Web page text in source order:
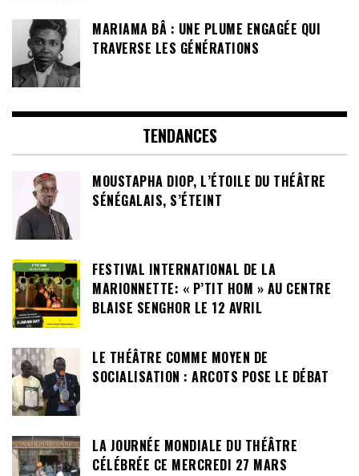
MARIAMA BÂ : UNE PLUME ENGAGÉE QUI
TRAVERSE LES GÉNÉRATIONS
TENDANCES
MOUSTAPHA DIOP, L’ÉTOILE DU THÉÂTRE
SÉNÉGALAIS, S’ÉTEINT
FESTIVAL INTERNATIONAL DE LA
MARIONNETTE: « P’TIT HOM » AU CENTRE
BLAISE SENGHOR LE 12 AVRIL
LE THÉÂTRE COMME MOYEN DE
SOCIALISATION : ARCOTS POSE LE DÉBAT
LA JOURNÉE MONDIALE DU THÉÂTRE
CÉLÉBRÉE CE MERCREDI 27 MARS